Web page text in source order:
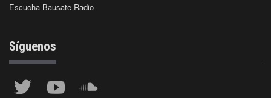
Escucha Bausate Radio
Síguenos